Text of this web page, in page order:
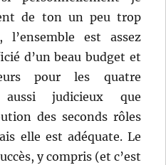
de ton un peu trop
est assez
d’un beau budget et
pour les quatre
aussi judicieux que
des seconds rôles
elle est adéquate. Le
y compris (et c’est